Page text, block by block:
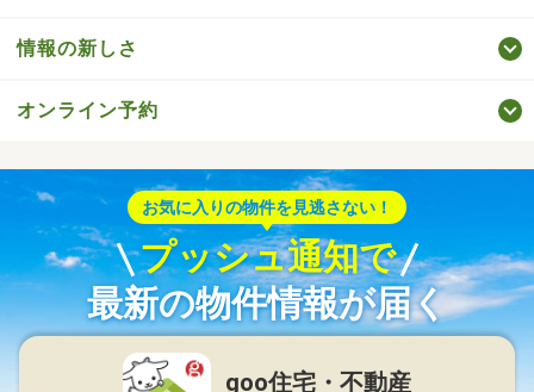
情報の新しさ
オンライン予約
お気に入りの物件を見逃さない！
プッシュ通知で
最新の物件情報が届く
goo住宅・不動産